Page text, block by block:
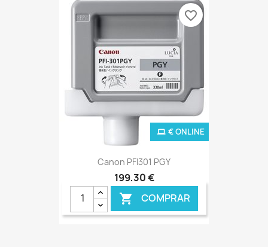
Canon PFI301 PGY
199,30 €
 COMPRAR
€ ONLINE
favorite_border